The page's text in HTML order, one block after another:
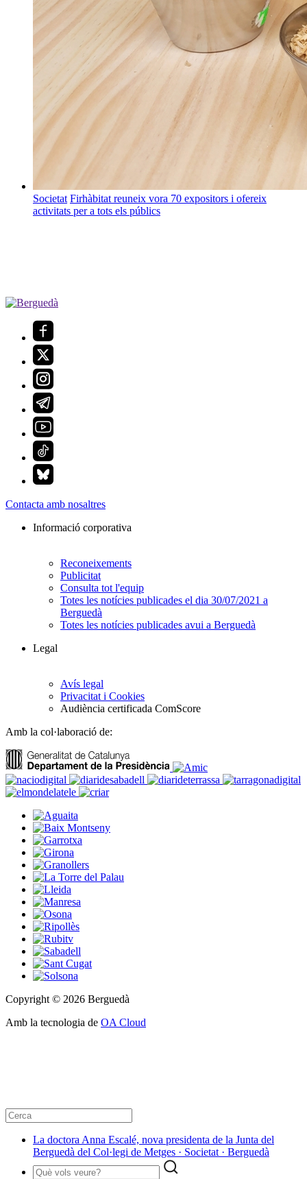
Societat Firhàbitat reuneix vora 70 expositors i ofereix
activitats per a tots els públics
Contacta amb nosaltres
Informació corporativa
Reconeixements
Publicitat
Consulta tot l'equip
Totes les notícies publicades el dia 30/07/2021 a
Berguedà
Totes les notícies publicades avui a Berguedà
Legal
Avís legal
Privacitat i Cookies
Audiència certificada ComScore
Amb la col·laboració de:
Copyright © 2026 Berguedà
Amb la tecnologia de OA Cloud
La doctora Anna Escalé, nova presidenta de la Junta del
Berguedà del Col·legi de Metges · Societat · Berguedà